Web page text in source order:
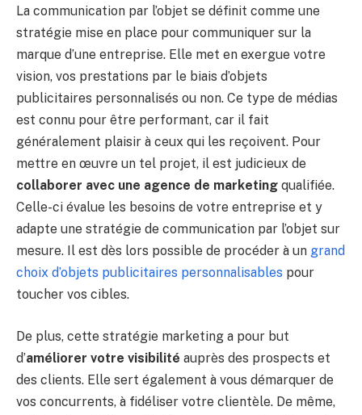
La communication par l’objet se définit comme une
stratégie mise en place pour communiquer sur la
marque d’une entreprise. Elle met en exergue votre
vision, vos prestations par le biais d’objets
publicitaires personnalisés ou non. Ce type de médias
est connu pour être performant, car il fait
généralement plaisir à ceux qui les reçoivent. Pour
mettre en œuvre un tel projet, il est judicieux de
collaborer avec une agence de marketing qualifiée.
Celle-ci évalue les besoins de votre entreprise et y
adapte une stratégie de communication par l’objet sur
mesure. Il est dès lors possible de procéder à un grand
choix d’objets publicitaires personnalisables pour
toucher vos cibles.
De plus, cette stratégie marketing a pour but
d’améliorer votre visibilité auprès des prospects et
des clients. Elle sert également à vous démarquer de
vos concurrents, à fidéliser votre clientèle. De même,